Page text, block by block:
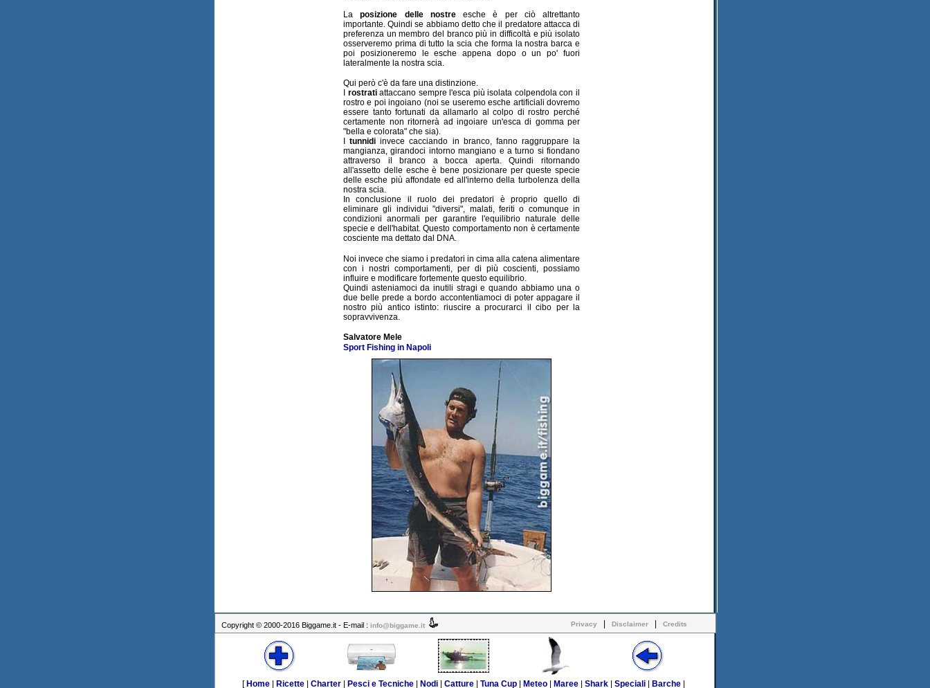
Laposizione delle nostreesche è per ciò altrettanto
importante. Quindi se abbiamo detto che il predatore attacca di
preferenza un membro del branco più in difficoltà e più isolato
osserveremo prima di tutto la scia che forma la nostra barca e
poi posizioneremo le esche appena dopo o un po' fuori
lateralmente la nostra scia.
Qui però c'è da fare una distinzione.
rostratiattaccano sempre l'esca più isolata colpendola con il
rostro e poi ingoiano (noi se useremo esche artificiali dovremo
essere tanto fortunati da allamarlo al colpo di rostro perché
certamente non ritornerà ad ingoiare un'esca di gomma per
"bella e colorata" che sia).
Itunnidi invece cacciando in branco, fanno raggruppare la
mangianza, girandoci intorno mangiano e a turno si fiondano
attraverso il branco a bocca aperta. Quindi ritornando
all'assetto delle esche è bene posizionare per queste specie
delle esche più affondate ed all'interno della turbolenza della
nostra scia.
In conclusione il ruolo dei predatori è proprio quello di
eliminare gli individui "diversi", malati, feriti o comunque in
condizioni anormali per garantire l'equilibrio naturale delle
specie e dell'habitat. Questo comportamento non è certamente
cosciente ma dettato dal DNA.
Noi invece che siamo i predatori in cima alla catena alimentare
con i nostri comportamenti, per di più coscienti, possiamo
influire e modificare fortemente questo equilibrio.
Quindi asteniamoci da inutili stragi e quando abbiamo una o
due belle prede a bordo accontentiamoci di poter appagare il
nostro più antico istinto: riuscire a procurarci il cibo per la
sopravvivenza.
Salvatore Mele
Sport Fishing in Napoli
Copyright © 2000-2016 Biggame.it - E-mail : info@biggame.it Privacy Disclaimer Credits
[ Home| Ricette| Charter| Pesci e Tecniche| Nodi| Catture| Tuna Cup| Meteo| Maree| Shark| Speciali| Barche|